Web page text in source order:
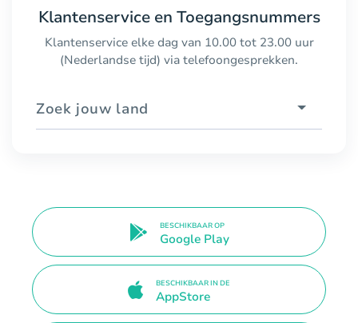
Klantenservice en Toegangsnummers
Klantenservice elke dag van 10.00 tot 23.00 uur
(Nederlandse tijd) via telefoongesprekken.
Zoek jouw land
BESCHIKBAAR OP
Google Play
BESCHIKBAAR IN DE
AppStore